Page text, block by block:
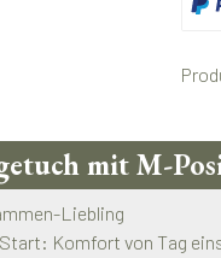
mit M-
Liebling
Komfort von Tag